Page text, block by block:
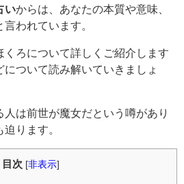
いからは、あなたの本質や意味、
われています。
くろについて詳しくご紹介します
ついて読み解いていきましょ
人は前世が魔女だという噂があり
ります。
目次 [非表示]